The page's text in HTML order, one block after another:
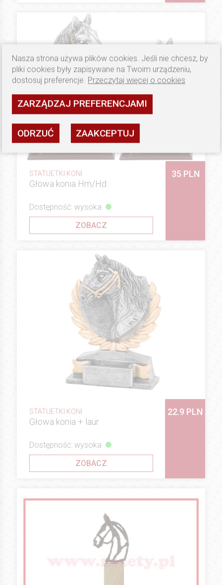
STATUETKI KONI
Głowa konia Hm/Hd
35 PLN
Dostępność: wysoka
ZOBACZ
STATUETKI KONI
Głowa konia + laur
22.9 PLN
Dostępność: wysoka
ZOBACZ
Nasza strona używa plików cookies. Jeśli nie chcesz, by
pliki cookies były zapisywane na Twoim urządzeniu,
dostosuj preferencje. Przeczytaj więcej o cookies
ZARZĄDZAJ PREFERENCJAMI
ODRZUĆ ZAAKCEPTUJ